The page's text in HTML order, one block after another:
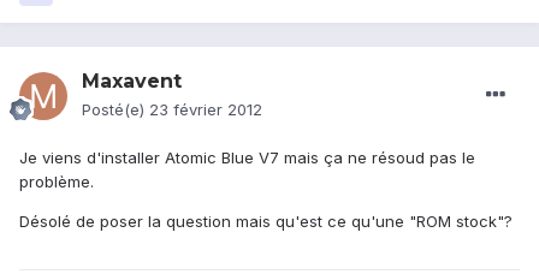
Maxavent
Posté(e) 23 février 2012
Je viens d'installer Atomic Blue V7 mais ça ne résoud pas le
problème.
Désolé de poser la question mais qu'est ce qu'une "ROM stock"?